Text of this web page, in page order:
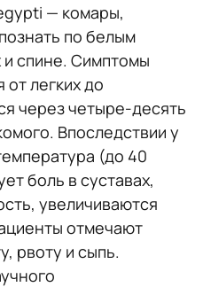
— комары,
по белым
и спине. Симптомы
легких до
через четыре-десять
Впоследствии у
(до 40
боль в суставах,
увеличиваются
отмечают
рвоту и сыпь.